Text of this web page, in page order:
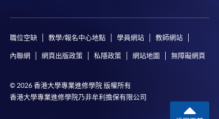
職位空缺 教學/報名中心地點 學員網站 教師網站
內聯網 網頁出版政策 私隱政策 網站地圖 無障礙網頁
© 2026 香港大學專業進修學院 版權所有
香港大學專業進修學院乃非牟利擔保有限公司